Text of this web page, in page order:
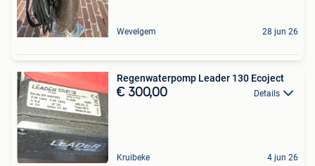
Wevelgem 28 jun 26
Regenwaterpomp Leader 130 Ecoject
€ 300,00 Details
Kruibeke 4 jun 26